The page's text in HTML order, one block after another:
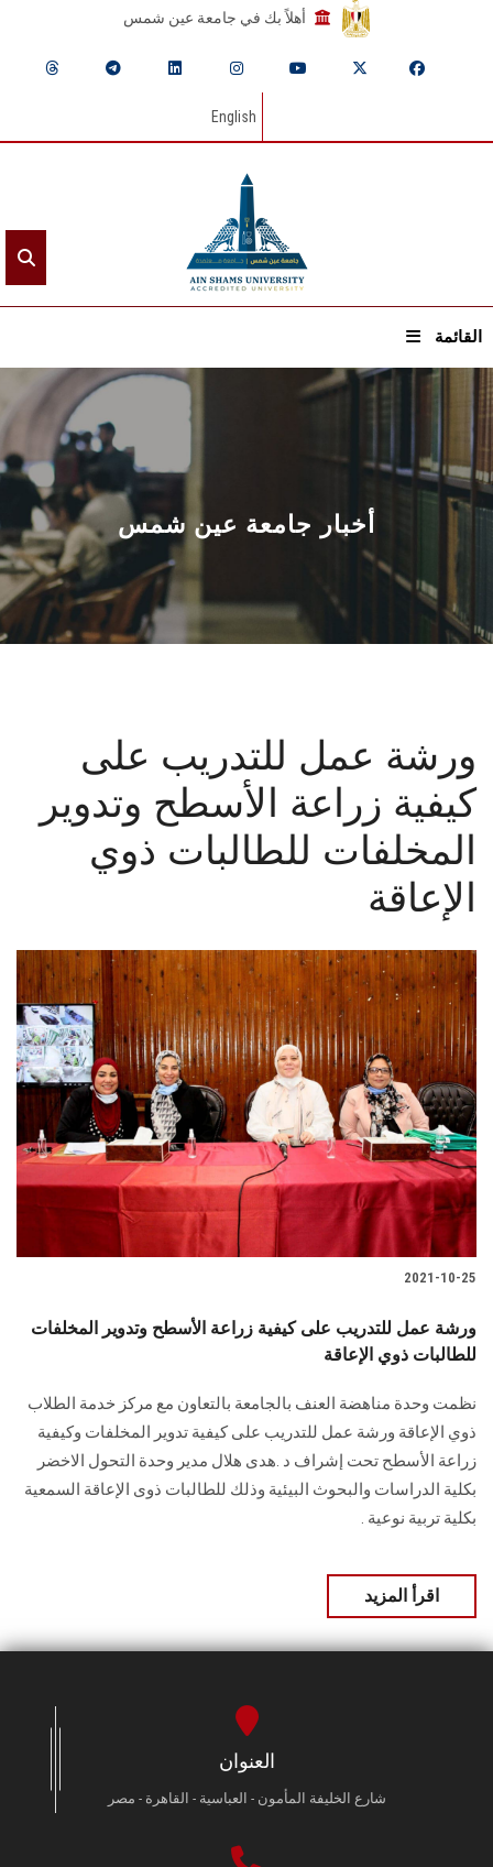
أهلاً بك في جامعة عين شمس
English
القائمة
الرئيسيـة
عن الجامعة
القطاعـات
الشئون الأكاديمية
البحث العلمي
المراكز والوحدات
الأنظمة الذكية
الطلاب
هيئة التدريس
الدراسات العليا
الخريجين
الموظفون
أخبار جامعة عين شمس
ورشة عمل للتدريب على
كيفية زراعة الأسطح وتدوير
المخلفات للطالبات ذوي
الإعاقة
2021-10-25
ورشة عمل للتدريب على كيفية زراعة الأسطح وتدوير المخلفات
للطالبات ذوي الإعاقة
نظمت وحدة مناهضة العنف بالجامعة بالتعاون مع مركز خدمة الطلاب
ذوي الإعاقة ورشة عمل للتدريب على كيفية تدوير المخلفات وكيفية
زراعة الأسطح تحت إشراف د .هدى هلال مدير وحدة التحول الاخضر
بكلية الدراسات والبحوث البيئية وذلك للطالبات ذوى الإعاقة السمعية
بكلية تربية نوعية .
اقرأ المزيد
العنوان
شارع الخليفة المأمون - العباسية - القاهرة - مصر